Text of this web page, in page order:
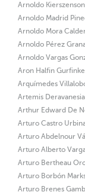
Arnoldo
Arnoldo Madrid
Arnoldo Mora
Arnoldo Pérez
Arnoldo Vargas
Aron Halfin
Arquímedes
Artemis
Arthur Edward De
Arturo Castro
Arturo Abdelnour
Arturo Alberto
Arturo Bertheau
Arturo Borbón
Arturo Brenes